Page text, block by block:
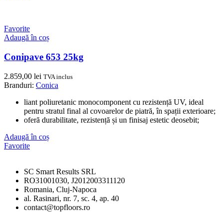
Favorite
Adaugă în coș
Conipave 653 25kg
2.859,00 lei TVA inclus
Branduri: Conica
liant poliuretanic monocomponent cu rezistență UV, ideal
pentru stratul final al covoarelor de piatră, în spații exterioare;
oferă durabilitate, rezistență și un finisaj estetic deosebit;
Adaugă în coș
Favorite
SC Smart Results SRL
RO31001030, J2012003311120
Romania, Cluj-Napoca
al. Rasinari, nr. 7, sc. 4, ap. 40
contact@topfloors.ro